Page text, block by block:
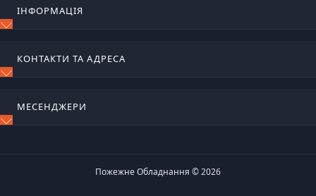
ІНФОРМАЦІЯ
Відгуки
КОНТАКТИ ТА АДРЕСА
МЕСЕНДЖЕРИ
Пожежне Обладнання © 2026